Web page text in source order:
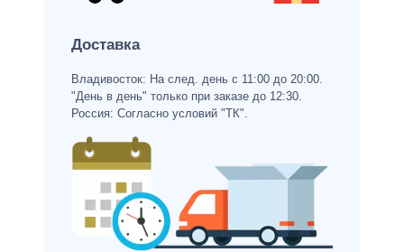
Доставка
Владивосток: На след. день с 11:00 до 20:00.
"День в день" только при заказе до 12:30.
Россия: Согласно условий "ТК".